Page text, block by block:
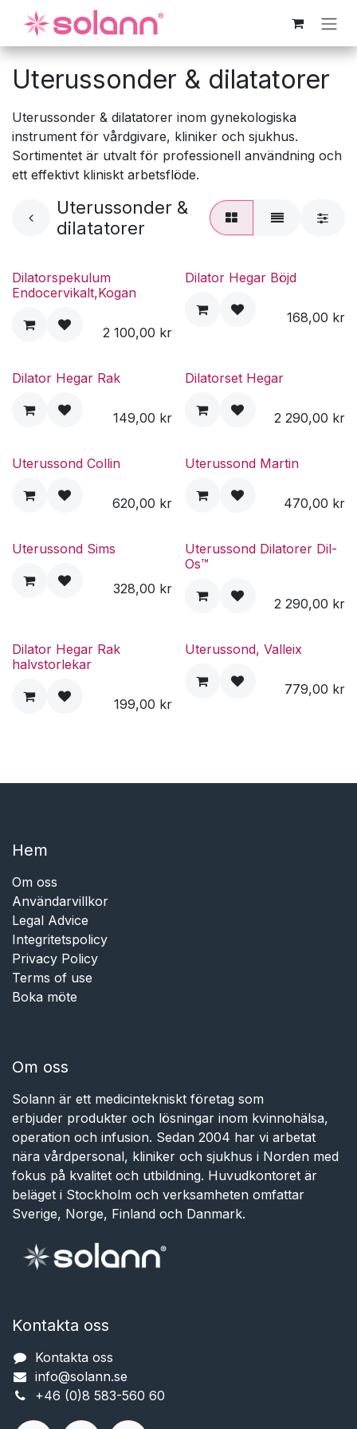
Hoppa till innehåll
Uterussonder & dilatatorer
Uterussonder & dilatatorer inom gynekologiska
instrument för vårdgivare, kliniker och sjukhus.
Sortimentet är utvalt för professionell användning och
ett effektivt kliniskt arbetsflöde.
Uterussonder &
dilatatorer
Dilatorspekulum
Endocervikalt,Kogan
2 100,00 kr
Dilator Hegar Böjd
168,00 kr
Dilator Hegar Rak
149,00 kr
Dilatorset Hegar
2 290,00 kr
Uterussond Collin
620,00 kr
Uterussond Martin
470,00 kr
Uterussond Sims
328,00 kr
Uterussond Dilatorer Dil-
Os™
2 290,00 kr
Dilator Hegar Rak
halvstorlekar
199,00 kr
Uterussond, Valleix
779,00 kr
Hem​​
Om oss
Användarvillkor
Legal Advice
Integritetspolicy
Privacy Policy
Terms of use
Boka möte
Om oss
Solann är ett medicintekniskt företag som
erbjuder produkter och lösningar inom kvinnohälsa,
operation och infusion. Sedan 2004 har vi arbetat
nära vårdpersonal, kliniker och sjukhus i Norden med
fokus på kvalitet och utbildning. Huvudkontoret är
beläget i Stockholm och verksamheten omfattar
Sverige, Norge, Finland och Danmark.
Kontakta oss
Kontakta oss
info@solann.se​​​​​​
+46 (0)8 583-560 60